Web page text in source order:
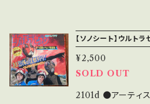
お知らせ等は、
___
み・キズなど見られ
多 その他、+ - で補足しています。 *中古という
事をご理解して頂
ます。 Please
ナル歌唱ではありません。 ●状態：
+/B (国内ソノシー
書き込み 【状態説明の見方】 商品列に並ぶ ■
状態・説明 / 発送
【ソノシート】ウルト
¥2,500
SOLD OUT
2101d ●アーティス